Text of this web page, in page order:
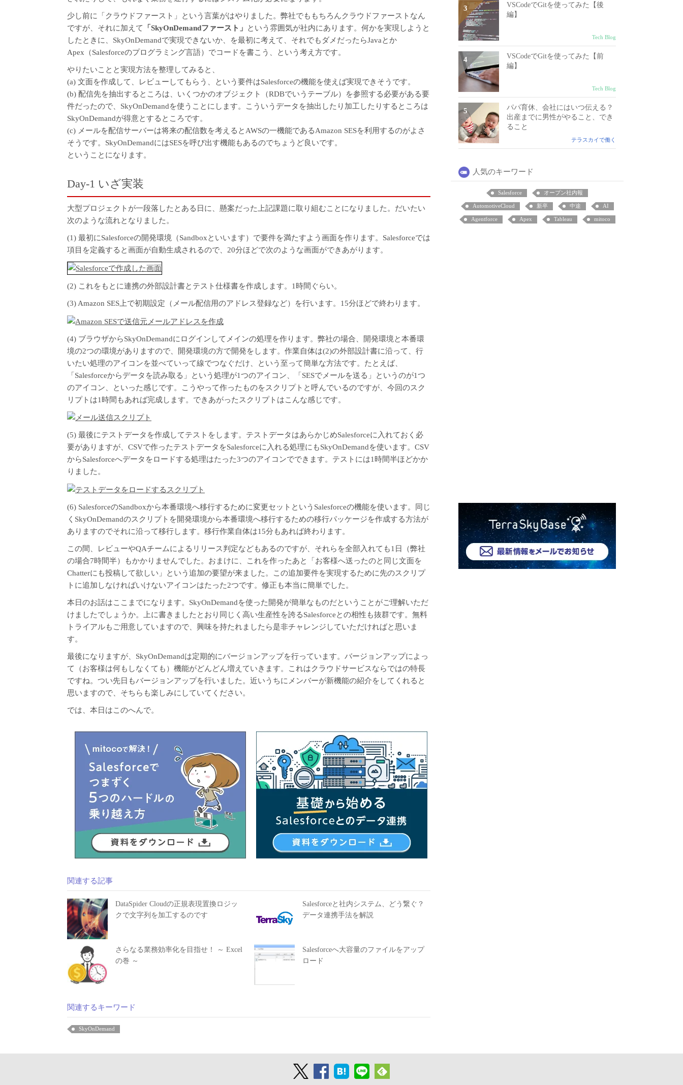
少し前に「クラウドファースト」という言葉がはやりました。弊社でももちろんクラウドファーストなん
ですが、それに加えて
「SkyOnDemandファースト」
という雰囲気が社内にあります。何かを実現しようと
したときに、SkyOnDemandで実現できないか、を最初に考えて、それでもダメだったらJavaとか
Apex（Salesforceのプログラミング言語）でコードを書こう、という考え方です。
やりたいことと実現方法を整理してみると、
(a) 文面を作成して、レビューしてもらう、という要件はSalesforceの機能を使えば実現できそうです。
(b) 配信先を抽出するところは、いくつかのオブジェクト（RDBでいうテーブル）を参照する必要がある要
件だったので、SkyOnDemandを使うことにします。こういうデータを抽出したり加工したりするところは
SkyOnDemandが得意とするところです。
(c) メールを配信サーバーは将来の配信数を考えるとAWSの一機能であるAmazon SESを利用するのがよさ
そうです。SkyOnDemandにはSESを呼び出す機能もあるのでちょうど良いです。
ということになります。
Day-1 いざ実装
大型プロジェクトが一段落したとある日に、懸案だった上記課題に取り組むことになりました。 だいたい
次のような流れとなりました。
(1) 最初にSalesforceの開発環境（Sandboxといいます）で要件を満たすよう画面を作ります。Salesforceでは
項目を定義すると画面が自動生成されるので、20分ほどで次のような画面ができあがります。
(2) これをもとに連携の外部設計書とテスト仕様書を作成します。1時間ぐらい。
(3) Amazon SES上で初期設定（メール配信用のアドレス登録など）を行います。15分ほどで終わります。
(4) ブラウザからSkyOnDemandにログインしてメインの処理を作ります。弊社の場合、開発環境と本番環
境の2つの環境がありますので、開発環境の方で開発をします。作業自体は(2)の外部設計書に沿って、行
いたい処理のアイコンを並べていって線でつなぐだけ、という至って簡単な方法です。たとえば、
「Salesforceからデータを読み取る」という処理が1つのアイコン、「SESでメールを送る」というのが1つ
のアイコン、といった感じです。こうやって作ったものをスクリプトと呼んでいるのですが、今回のスク
リプトは1時間もあれば完成します。できあがったスクリプトはこんな感じです。
(5) 最後にテストデータを作成してテストをします。テストデータはあらかじめSalesforceに入れておく必
要がありますが、CSVで作ったテストデータをSalesforceに入れる処理にもSkyOnDemandを使います。CSV
からSalesforceへデータをロードする処理はたった3つのアイコンでできます。テストには1時間半ほどかか
りました。
(6) SalesforceのSandboxから本番環境へ移行するために変更セットというSalesforceの機能を使います。同じ
くSkyOnDemandのスクリプトを開発環境から本番環境へ移行するための移行パッケージを作成する方法が
ありますのでそれに沿って移行します。移行作業自体は15分もあれば終わります。
この間、レビューやQAチームによるリリース判定などもあるのですが、それらを全部入れても1日（弊社
の場合7時間半）もかかりませんでした。おまけに、これを作ったあと「お客様へ送ったのと同じ文面を
Chatterにも投稿して欲しい」という追加の要望が来ました。この追加要件を実現するために先のスクリプ
トに追加しなければいけないアイコンはたった2つです。修正も本当に簡単でした。
本日のお話はここまでになります。SkyOnDemandを使った開発が簡単なものだということがご理解いただ
けましたでしょうか。上に書きましたとおり同じく高い生産性を誇るSalesforceとの相性も抜群です。 無料
トライアルもご用意していますので、興味を持たれましたら是非チャレンジしていただければと思いま
す。
最後になりますが、SkyOnDemandは定期的にバージョンアップを行っています。バージョンアップによっ
て（お客様は何もしなくても）機能がどんどん増えていきます。これはクラウドサービスならではの特長
ですね。つい先日もバージョンアップを行いました。近いうちにメンバーが新機能の紹介をしてくれると
思いますので、そちらも楽しみにしていてください。
では、本日はこのへんで。
関連する記事
DataSpider Cloudの正規表現置換ロジッ
クで文字列を加工するのです
Salesforceと社内システム、どう繋ぐ？
データ連携手法を解説
さらなる業務効率化を目指せ！ ～ Excel
の巻 ～
Salesforceへ大容量のファイルをアップ
ロード
関連するキーワード
SkyOnDemand
VSCodeでGitを使ってみた【後
編】
Tech Blog
VSCodeでGitを使ってみた【前
編】
Tech Blog
パパ育休、会社にはいつ伝える？
出産までに男性がやること、でき
ること
テラスカイで働く
人気のキーワード
Salesforce オープン社内報
AutomotiveCloud 新卒 中途 AI
Agentforce Apex Tableau mitoco